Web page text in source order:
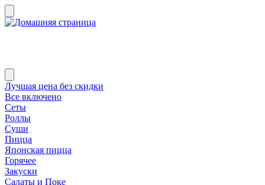
Лучшая цена без скидки
Все включено
Сеты
Роллы
Суши
Пицца
Японская пицца
Горячее
Закуски
Салаты и Поке